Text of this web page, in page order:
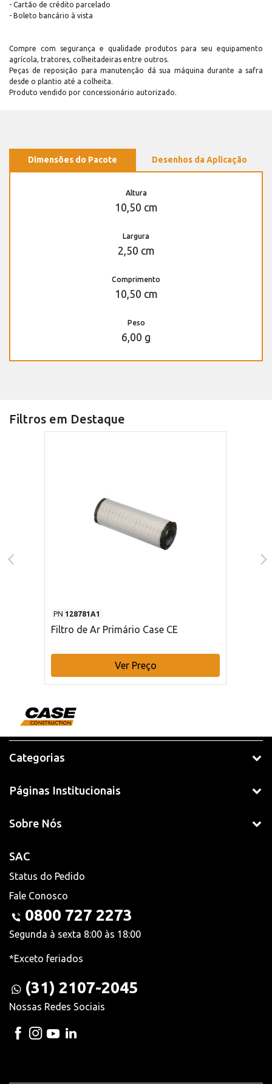
- Cartão de crédito parcelado
- Boleto bancário à vista
Compre com segurança e qualidade produtos para seu equipamento
agrícola, tratores, colheitadeiras entre outros.
Peças de reposição para manutenção dá sua máquina durante a safra
desde o plantio até a colheita.
Produto vendido por concessionário autorizado.
Dimensões do Pacote Desenhos da Aplicação
Altura
10,50 cm
Largura
2,50 cm
Comprimento
10,50 cm
Peso
6,00 g
Filtros em Destaque
PN 128781A1
Filtro de Ar Primário Case CE
Ver Preço
Categorias
Páginas Institucionais
Sobre Nós
SAC
Status do Pedido
Fale Conosco
0800 727 2273
Segunda à sexta 8:00 às 18:00
*Exceto feriados
(31) 2107-2045
Nossas Redes Sociais